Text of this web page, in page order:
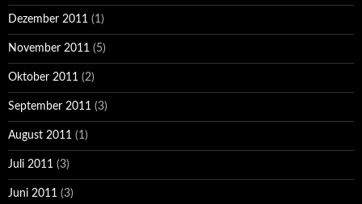
Dezember 2011 (1)
November 2011 (5)
Oktober 2011 (2)
September 2011 (3)
August 2011 (1)
Juli 2011 (3)
Juni 2011 (3)